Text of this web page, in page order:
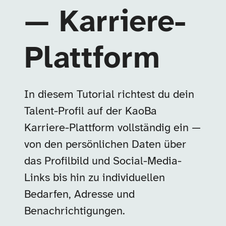
— Karriere-
Plattform
In diesem Tutorial richtest du dein
Talent-Profil auf der KaoBa
Karriere-Plattform vollständig ein —
von den persönlichen Daten über
das Profilbild und Social-Media-
Links bis hin zu individuellen
Bedarfen, Adresse und
Benachrichtigungen.